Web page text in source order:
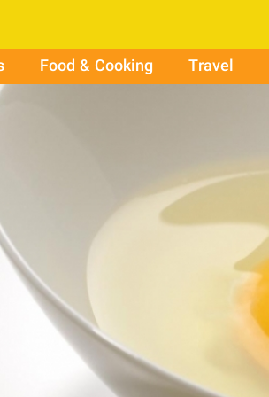
Food & Cooking Travel